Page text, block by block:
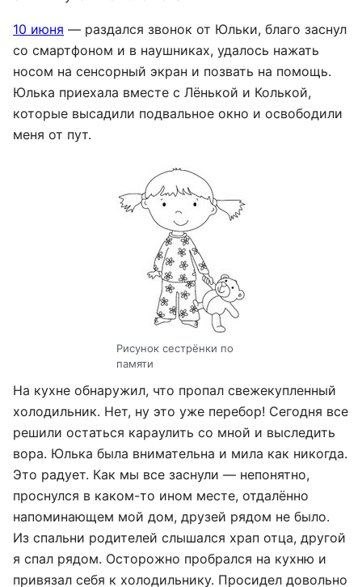
10 июня — раздался звонок от Юльки, благо заснул
со смартфоном и в наушниках, удалось нажать
носом на сенсорный экран и позвать на помощь.
Юлька приехала вместе с Лёнькой и Колькой,
которые высадили подвальное окно и освободили
меня от пут.
Рисунок сестрёнки по
памяти
На кухне обнаружил, что пропал свежекупленный
холодильник. Нет, ну это уже перебор! Сегодня все
решили остаться караулить со мной и выследить
вора. Юлька была внимательна и мила как никогда.
Это радует. Как мы все заснули — непонятно,
проснулся в каком-то ином месте, отдалённо
напоминающем мой дом, друзей рядом не было.
Из спальни родителей слышался храп отца, другой
я спал рядом. Осторожно пробрался на кухню и
привязал себя к холодильнику. Просидел довольно